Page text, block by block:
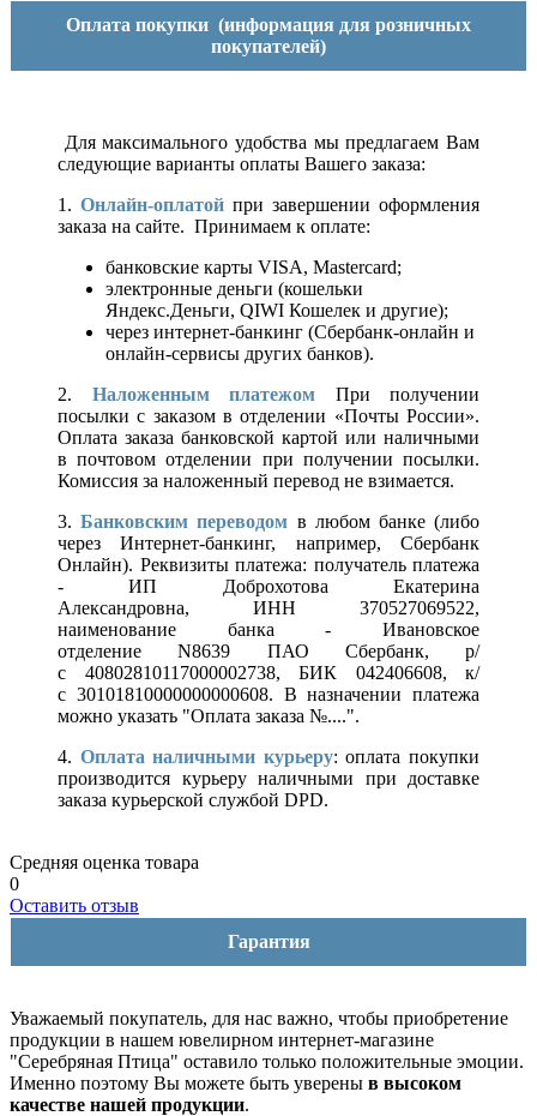
Оплата покупки (информация для розничных
покупателей)
Для максимального удобства мы предлагаем Вам
следующие варианты оплаты Вашего заказа:
1. Онлайн-оплатой при завершении оформления
заказа на сайте. Принимаем к оплате:
банковские карты VISA, Mastercard;
электронные деньги (кошельки
Яндекс.Деньги, QIWI Кошелек и другие);
через интернет-банкинг (Сбербанк-онлайн и
онлайн-сервисы других банков).
2. Наложенным платежом При получении
посылки с заказом в отделении «Почты России».
Оплата заказа банковской картой или наличными
в почтовом отделении при получении посылки.
Комиссия за наложенный перевод не взимается.
3.Банковским переводом в любом банке (либо
через Интернет-банкинг, например, Сбербанк
Онлайн). Реквизиты платежа: получатель платежа
- ИП Доброхотова Екатерина
Александровна, ИНН 370527069522,
наименование банка - Ивановское
отделение N8639 ПАО Сбербанк, р/
с 40802810117000002738, БИК 042406608, к/
с 30101810000000000608. В назначении платежа
можно указать "Оплата заказа №....".
4. Оплата наличными курьеру: оплата покупки
производится курьеру наличными при доставке
заказа курьерской службой DPD.
Средняя оценка товара
0
Оставить отзыв
Гарантия
Уважаемый покупатель, для нас важно, чтобы приобретение
продукции в нашем ювелирном интернет-магазине
"Серебряная Птица" оставило только положительные эмоции.
Именно поэтому Вы можете быть уверены в высоком
качестве нашей продукции.